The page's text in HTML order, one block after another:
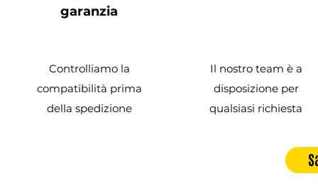
garanzia
Controlliamo la
compatibilità prima
della spedizione
Il nostro team è a
disposizione per
qualsiasi richiesta